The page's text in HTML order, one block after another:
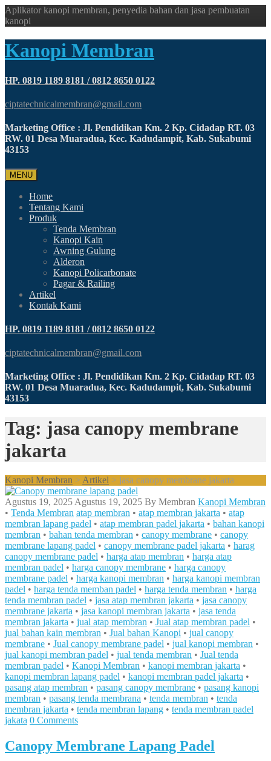
Aplikator kanopi membran, penyedia bahan dan jasa pembuatan
kanopi
Kanopi Membran
HP. 0819 1189 8181 / 0812 8650 0122
ciptatechnicalmembran@gmail.com
Marketing Office : Jl. Pendidikan Km. 2 Kp. Cidadap RT. 03
RW. 01 Desa Muaradua, Kec. Kadudampit, Kab. Sukabumi
43153
MENU
Home
Tentang Kami
Produk
Tenda Membran
Kanopi Kain
Awning Gulung
Alderon
Kanopi Policarbonate
Pagar & Railing
Artikel
Kontak Kami
HP. 0819 1189 8181 / 0812 8650 0122
ciptatechnicalmembran@gmail.com
Marketing Office : Jl. Pendidikan Km. 2 Kp. Cidadap RT. 03
RW. 01 Desa Muaradua, Kec. Kadudampit, Kab. Sukabumi
43153
Tag: jasa canopy membrane
jakarta
Kanopi Membran > Artikel > jasa canopy membrane jakarta
Agustus 19, 2025 Agustus 19, 2025 By Membran Kanopi Membran
• Tenda Membran atap membran • atap membran jakarta • atap
membran lapang padel • atap membran padel jakarta • bahan kanopi
membran • bahan tenda membran • canopy membrane • canopy
membrane lapang padel • canopy membrane padel jakarta • harag
canopy membrane padel • harga atap membran • harga atap
membran padel • harga canopy membrane • harga canopy
membrane padel • harga kanopi membran • harga kanopi membran
padel • harga tenda memban padel • harga tenda membran • harga
tenda membran padel • jasa atap membran jakarta • jasa canopy
membrane jakarta • jasa kanopi membran jakarta • jasa tenda
membran jakarta • jual atap membran • Jual atap membran padel •
jual bahan kain membran • Jual bahan Kanopi • jual canopy
membrane • Jual canopy membrane padel • jual kanopi membran •
jual kanopi membran padel • jual tenda membran • Jual tenda
membran padel • Kanopi Membran • kanopi membran jakarta •
kanopi membran lapang padel • kanopi membran padel jakarta •
pasang atap membran • pasang canopy membrane • pasang kanopi
membran • pasang tenda membrana • tenda membran • tenda
membran jakarta • tenda membran lapang • tenda membran padel
jakata 0 Comments
Canopy Membrane Lapang Padel